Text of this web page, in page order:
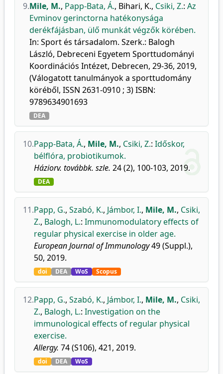
9.Mile, M., Papp-Bata, Á., Bihari, K., Csiki, Z.: Az
Evminov gerinctorna hatékonysága
derékfájásban, ülő munkát végzők körében.
In: Sport és társadalom. Szerk.: Balogh
László, Debreceni Egyetem Sporttudományi
Koordinációs Intézet, Debrecen, 29-36, 2019,
(Válogatott tanulmányok a sporttudomány
köréből, ISSN 2631-0910 ; 3) ISBN:
9789634901693
DEA
10.Papp-Bata, Á., Mile, M., Csiki, Z.: Időskor,
bélflóra, probiotikumok.
Háziorv. továbbk. szle. 24 (2), 100-103, 2019.
DEA
11.Papp, G., Szabó, K., Jámbor, I., Mile, M., Csiki,
Z., Balogh, L.: Immunomodulatory effects of
regular physical exercise in older age.
European Journal of Immunology49 (Suppl.),
50, 2019.
doi DEA WoS Scopus
12.Papp, G., Szabó, K., Jámbor, I., Mile, M., Csiki,
Z., Balogh, L.: Investigation on the
immunological effects of regular physical
exercise.
Allergy. 74 (S106), 421, 2019.
doi DEA WoS